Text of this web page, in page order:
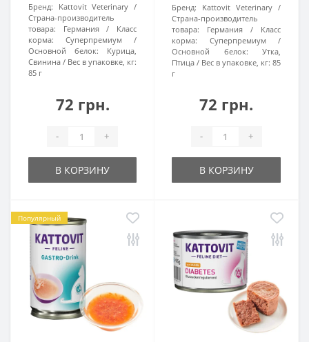
Бренд:
Kattovit Veterinary
Страна-производитель
товара:
Германия
Класс
корма:
Суперпремиум
Основной белок:
Курица,
Свинина
Вес в упаковке, кг:
85 г
72 грн.
- +
В КОРЗИНУ
Бренд:
Kattovit Veterinary
Страна-производитель
товара:
Германия
Класс
корма:
Суперпремиум
Основной белок:
Утка,
Птица
Вес в упаковке, кг: 85
г
72 грн.
- +
В КОРЗИНУ
Популярный